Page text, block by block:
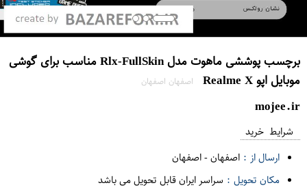
برچسب پوششی ماهوت مدل Rlx-FullSkin مناسب برای گوشی
موبایل اپو Realme X
اصفهان اصفهان
mojee.ir
شرایط خرید
ارسال از : اصفهان-اصفهان
مکان تحویل : سراسر ایران قابل تحویل می باشد